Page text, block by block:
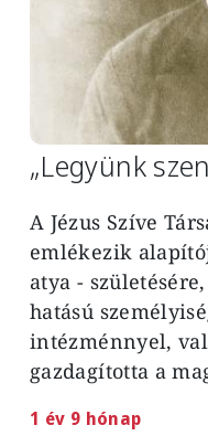
„Legyünk
A Jézus Szíve
emlékezik
atya -
hatású
intézménnyel,
gazdagította a
1 év 9 hónap